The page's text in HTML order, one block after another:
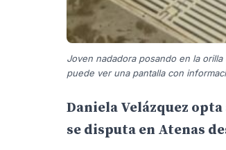
Joven nadadora posando en la
puede ver una pantalla con
Daniela Velázquez
se disputa en Atenas